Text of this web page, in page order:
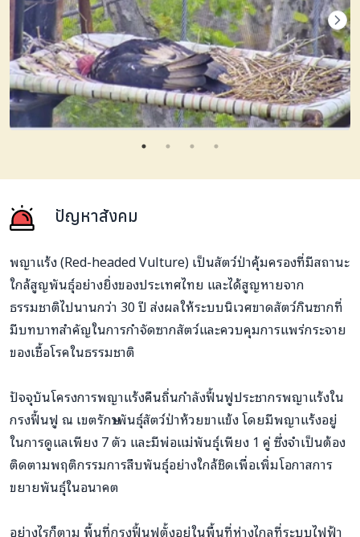
ปัญหาสังคม
พญาแร้ง (Red-headed Vulture) เป็นสัตว์ป่าคุ้มครองที่มีสถานะ
ใกล้สูญพันธุ์อย่างยิ่งของประเทศไทย และได้สูญหายจาก
ธรรมชาติไปนานกว่า 30 ปี ส่งผลให้ระบบนิเวศขาดสัตว์กินซากที่
มีบทบาทสำคัญในการกำจัดซากสัตว์และควบคุมการแพร่กระจาย
ของเชื้อโรคในธรรมชาติ
ปัจจุบันโครงการพญาแร้งคืนถิ่นกำลังฟื้นฟูประชากรพญาแร้งใน
กรงฟื้นฟู ณ เขตรักษาพันธุ์สัตว์ป่าห้วยขาแข้ง โดยมีพญาแร้งอยู่
ในการดูแลเพียง 7 ตัว และมีพ่อแม่พันธุ์เพียง 1 คู่ ซึ่งจำเป็นต้อง
ติดตามพฤติกรรมการสืบพันธุ์อย่างใกล้ชิดเพื่อเพิ่มโอกาสการ
ขยายพันธุ์ในอนาคต
อย่างไรก็ตาม พื้นที่กรงฟื้นฟูตั้งอยู่ในพื้นที่ห่างไกลที่ระบบไฟฟ้า